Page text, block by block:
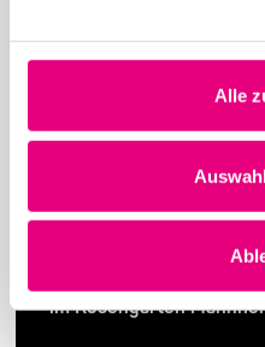
Alle
im Rosengarten